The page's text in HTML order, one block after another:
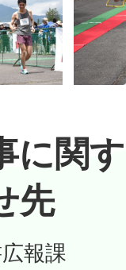
に関
先
報課